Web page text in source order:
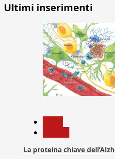
Ultimi inserimenti
La proteina chiave